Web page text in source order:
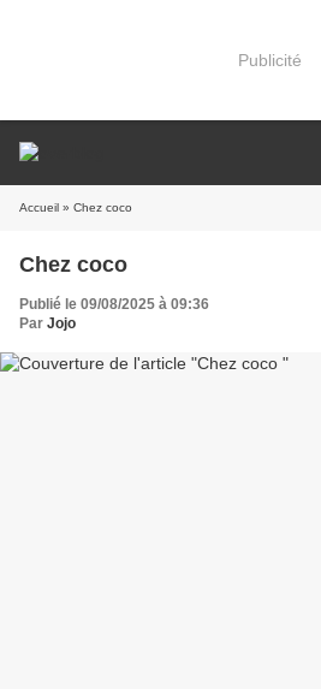
Publicité
Accueil » Chez coco
Chez coco
Publié le 09/08/2025 à 09:36
Par Jojo